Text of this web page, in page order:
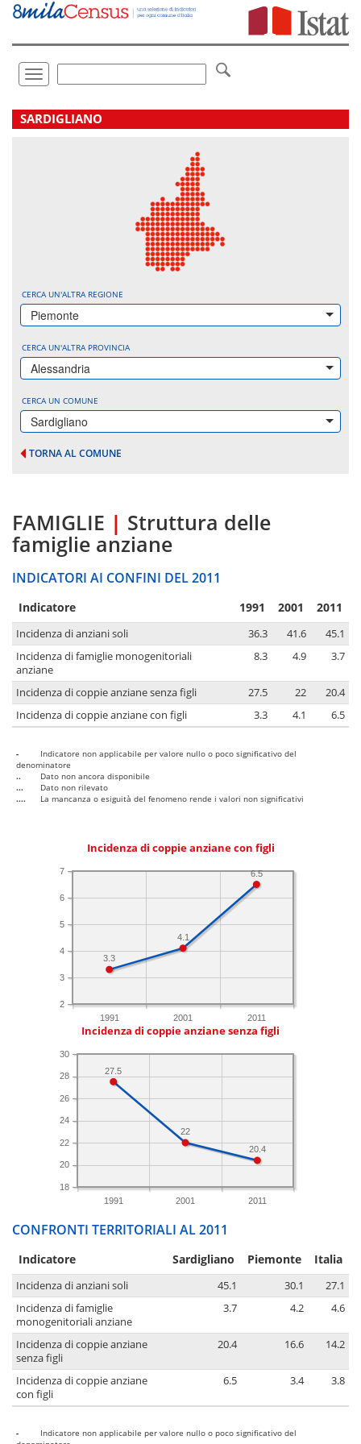
Vai
direttamente
Toggle
navigation
.
SARDIGLIANO
CERCA UN'ALTRA REGIONE
Piemonte
CERCA UN'ALTRA PROVINCIA
Alessandria
CERCA UN COMUNE
Sardigliano
TORNA AL COMUNE
FAMIGLIE | Struttura delle
famiglie anziane
INDICATORI AI CONFINI DEL 2011
Indicatore 1991 2001 2011
Incidenza di anziani soli 36.3 41.6
45.1
Incidenza di famiglie monogenitoriali
anziane
8.3 4.9 3.7
Incidenza di coppie anziane senza figli 27.5 22
20.4
Incidenza di coppie anziane con figli
3.3 4.1 6.5
-
Indicatore non applicabile per valore nullo o poco significativo del
denominatore
..
Dato non ancora disponibile
...
Dato non rilevato
....
La mancanza o esiguità del fenomeno rende i valori non significativi
Incidenza di coppie anziane con figli
1991 2001 2011
2
3
4
5
6
7 6.5
4.1
3.3
Incidenza di coppie anziane senza figli
1991 2001 2011
18
20
22
24
26
28
30
20.4
22
27.5
CONFRONTI TERRITORIALI AL 2011
Indicatore Sardigliano Piemonte Italia
Incidenza di anziani soli 45.1 30.1
27.1
Incidenza di famiglie
monogenitoriali anziane
3.7 4.2 4.6
Incidenza di coppie anziane
senza figli
20.4 16.6 14.2
Incidenza di coppie anziane
con figli
6.5 3.4 3.8
-
Indicatore non applicabile per valore nullo o poco significativo del